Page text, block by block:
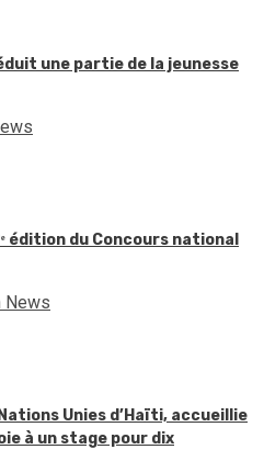
une partie de la jeunesse
édition du Concours national
News
Unies d’Haïti, accueillie
à un stage pour dix